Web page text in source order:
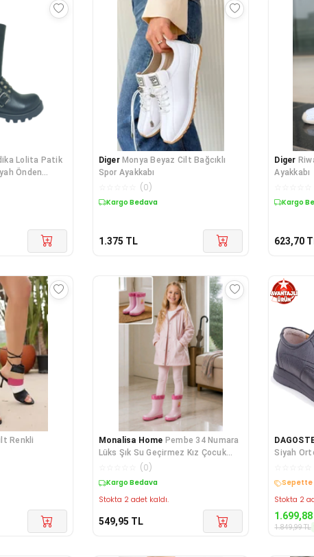
Lolita Patik
Önden
Diger Monya Beyaz Cilt Bağcıklı
Spor Ayakkabı
(0)
Kargo Bedava
1.375 TL
Diger
Ayakkabı
Kargo
623,70
Renkli
Monalisa Home Pembe 34 Numara
Lüks Şık Su Geçirmez Kız Çocuk
(0)
Kargo Bedava
Stokta 2 adet kaldı.
549,95 TL
Siyah
Günlük
Kargo
Stokta 2
1.699,88
1.849,99TL